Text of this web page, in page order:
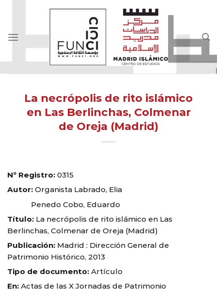
La necrópolis de rito islámico
en Las Berlinchas, Colmenar
de Oreja (Madrid)
Nº Registro: 0315
Autor: Organista Labrado, Elia
Penedo Cobo, Eduardo
Título: La necrópolis de rito islámico en Las
Berlinchas, Colmenar de Oreja (Madrid)
Publicación: Madrid : Dirección General de
Patrimonio Histórico, 2013
Tipo de documento: Artículo
En: Actas de las X Jornadas de Patrimonio